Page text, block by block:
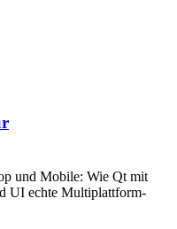
und Mobile: Wie Qt mit
UI echte Multiplattform-